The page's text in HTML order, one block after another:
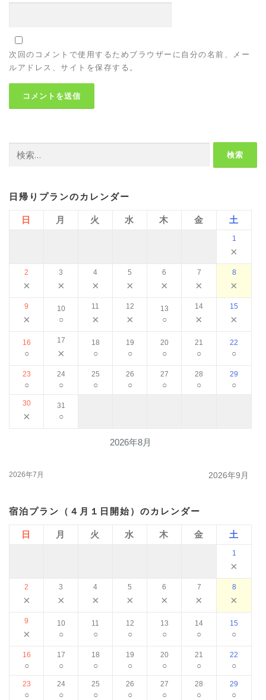
次回のコメントで使用するためブラウザーに自分の名前、メー
ルアドレス、サイトを保存する。
索:
日帰りプランのカレンダー
2026年8月
日 月 火 水 木 金 土
1
×
2
×
3
×
4
×
5
×
6
×
7
×
8
×
9
×
10
○
11
×
12
×
13
○
14
×
15
×
16
○
17
×
18
○
19
○
20
○
21
○
22
○
23
○
24
○
25
○
26
○
27
○
28
○
29
○
30
×
31
○
2026年7月 2026年9月
宿泊プラン（４月１日開始）のカレンダー
日 月 火 水 木 金 土
1
×
2
×
3
×
4
×
5
×
6
×
7
×
8
×
9
×
10
○
11
○
12
○
13
○
14
○
15
○
16
○
17
○
18
○
19
○
20
○
21
○
22
○
23
○
24
○
25
○
26
○
27
○
28
○
29
○